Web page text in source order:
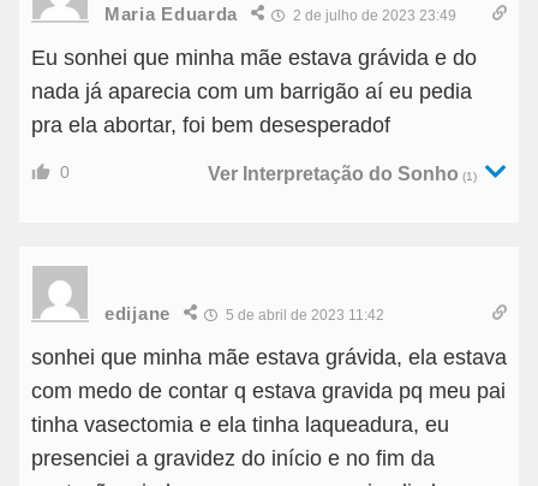
Maria Eduarda 2 de julho de 2023 23:49
Eu sonhei que minha mãe estava grávida e do
nada já aparecia com um barrigão aí eu pedia
pra ela abortar, foi bem desesperadof
0 Ver Interpretação do Sonho (1)
edijane 5 de abril de 2023 11:42
sonhei que minha mãe estava grávida, ela estava
com medo de contar q estava gravida pq meu pai
tinha vasectomia e ela tinha laqueadura, eu
presenciei a gravidez do início e no fim da